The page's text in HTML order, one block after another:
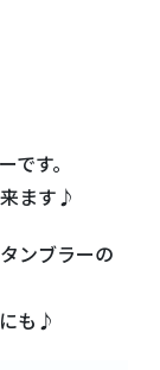
す。
ます♪
ンブラーの
も♪